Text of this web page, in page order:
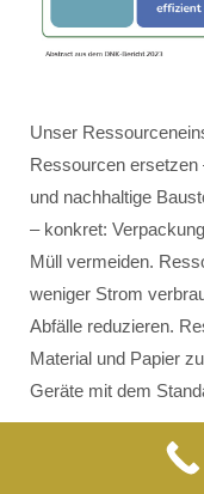
Unser
Ressourcen ersetzen
und nachhaltige
– konkret:
Müll vermeiden.
weniger Strom
Abfälle reduzieren.
Material und Papier
Geräte mit dem